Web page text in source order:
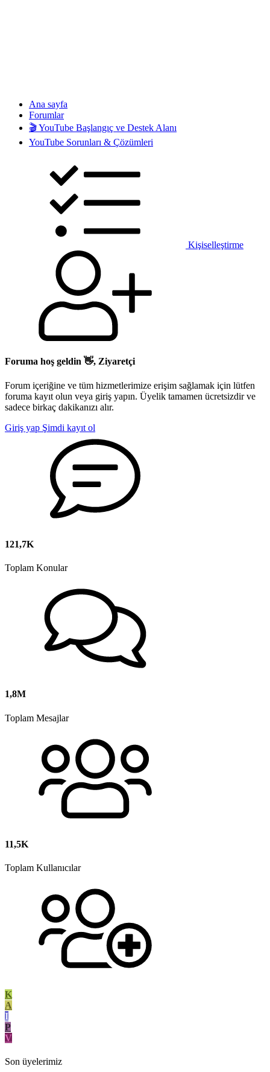
Ana sayfa
Forumlar
🎬 YouTube Başlangıç ve Destek Alanı
YouTube Sorunları & Çözümleri
Kişiselleştirme
Foruma hoş geldin 👋, Ziyaretçi
Forum içeriğine ve tüm hizmetlerimize erişim sağlamak için lütfen
foruma kayıt olun veya giriş yapın. Üyelik tamamen ücretsizdir ve
sadece birkaç dakikanızı alır.
Giriş yap Şimdi kayıt ol
121,7K
Toplam Konular
1,8M
Toplam Mesajlar
11,5K
Toplam Kullanıcılar
K
A
I
P
V
Son üyelerimiz